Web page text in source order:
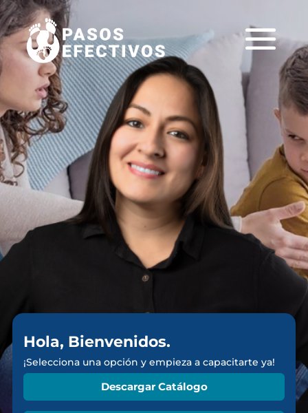
Hola, Bienvenidos.
¡Selecciona una opción y empieza a capacitarte ya!
Descargar Catálogo